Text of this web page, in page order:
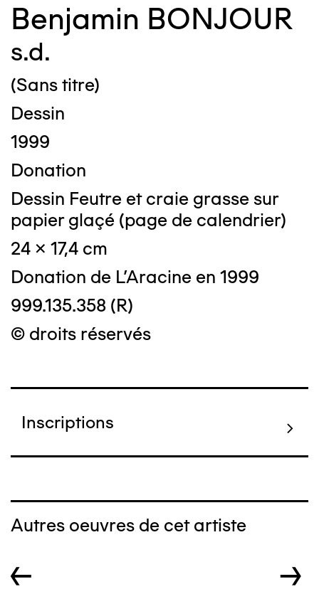
Benjamin BONJOUR
s.d.
(Sans titre)
Dessin
1999
Donation
Dessin Feutre et craie grasse sur
papier glaçé (page de calendrier)
24 x 17,4 cm
Donation de L'Aracine en 1999
999.135.358 (R)
© droits réservés
Inscriptions
Autres oeuvres de cet artiste
← →